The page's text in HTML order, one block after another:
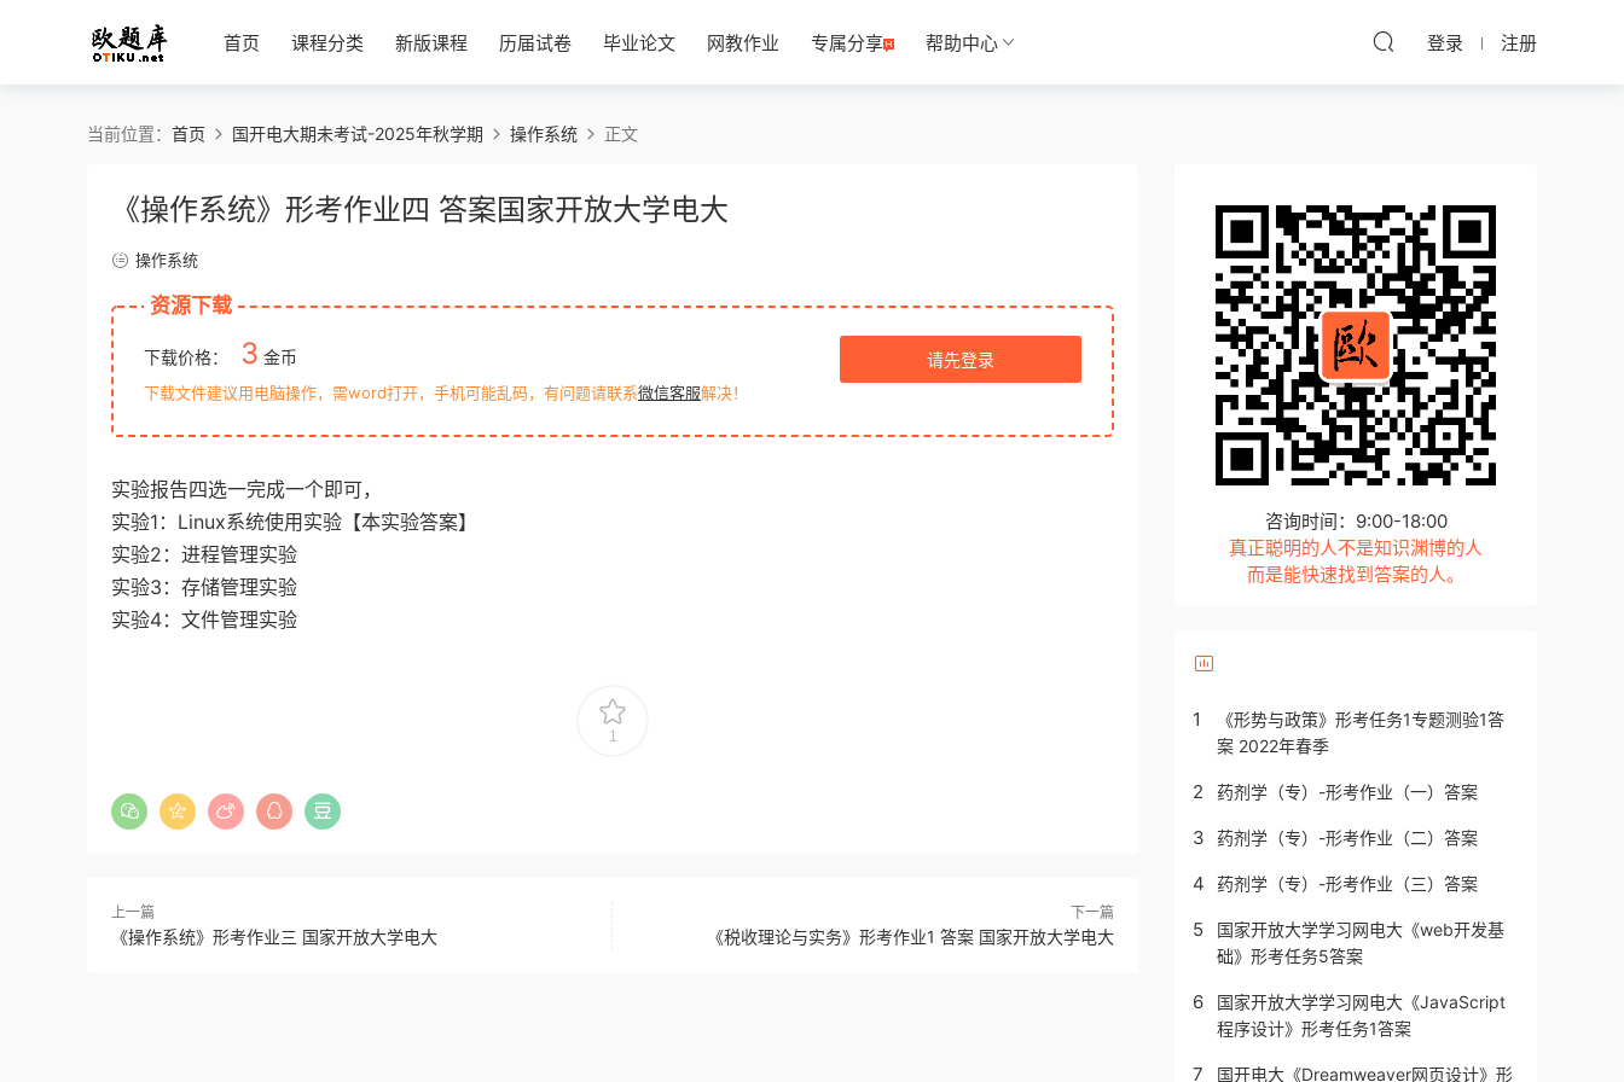
首页 课程分类 新版课程 历届试卷 毕业论文 网教作业 专属分享 帮助中心 登录 注册
当前位置： 首页 国开电大期未考试-2025年秋学期 操作系统 正文
《操作系统》形考作业四 答案国家开放大学电大
操作系统
资源下载
下载价格： 3 金币 请先登录
下载文件建议用电脑操作，需word打开，手机可能乱码，有问题请联系微信客服解决！
实验报告四选一完成一个即可，
实验1：Linux系统使用实验【本实验答案】
实验2：进程管理实验
实验3：存储管理实验
实验4：文件管理实验
1
上一篇
《操作系统》形考作业三 国家开放大学电大
下一篇
《税收理论与实务》形考作业1 答案 国家开放大学电大
咨询时间：9:00-18:00
真正聪明的人不是知识渊博的人
而是能快速找到答案的人。
1
《形势与政策》形考任务1专题测验1答
案 2022年春季
2 药剂学（专）-形考作业（一）答案
3 药剂学（专）-形考作业（二）答案
4 药剂学（专）-形考作业（三）答案
5
国家开放大学学习网电大《web开发基
础》形考任务5答案
6
国家开放大学学习网电大《JavaScript
程序设计》形考任务1答案
7 国开电大《Dreamweaver网页设计》形